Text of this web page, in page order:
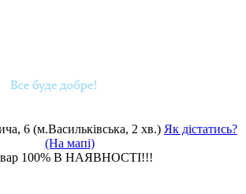
6 (м.Васильківська, 2 хв.) Як дістатись?
(На мапі)
100% В НАЯВНОСТІ!!!